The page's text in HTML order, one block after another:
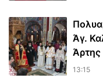
Άγ.
Άρτης
13:15